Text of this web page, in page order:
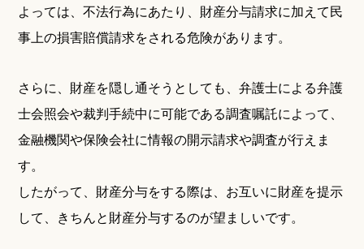
よっては、不法行為にあたり、財産分与請求に加えて民
事上の損害賠償請求をされる危険があります。
さらに、財産を隠し通そうとしても、弁護士による弁護
士会照会や裁判手続中に可能である調査嘱託によって、
金融機関や保険会社に情報の開示請求や調査が行えま
す。
したがって、財産分与をする際は、お互いに財産を提示
して、きちんと財産分与するのが望ましいです。